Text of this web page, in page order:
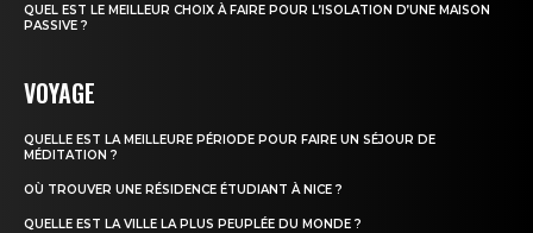
QUEL EST LE MEILLEUR CHOIX À FAIRE POUR L’ISOLATION D’UNE MAISON
PASSIVE ?
VOYAGE
QUELLE EST LA MEILLEURE PÉRIODE POUR FAIRE UN SÉJOUR DE
MÉDITATION ?
OÙ TROUVER UNE RÉSIDENCE ÉTUDIANT À NICE ?
QUELLE EST LA VILLE LA PLUS PEUPLÉE DU MONDE ?